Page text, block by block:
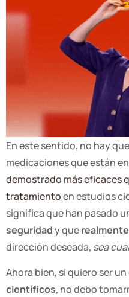
En este sentido, no hay
medicaciones que están
demostrado más eficaces
tratamientoen estudios
significa que han pasado
seguridady querealmente
dirección deseada, sea
Ahora bien, si quiero ser un
científicos, no debo